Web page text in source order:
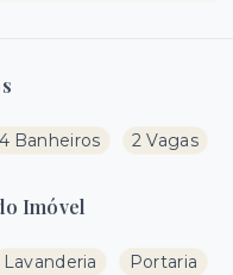
4 Banheiros 2 Vagas
Imóvel
Lavanderia
Portaria